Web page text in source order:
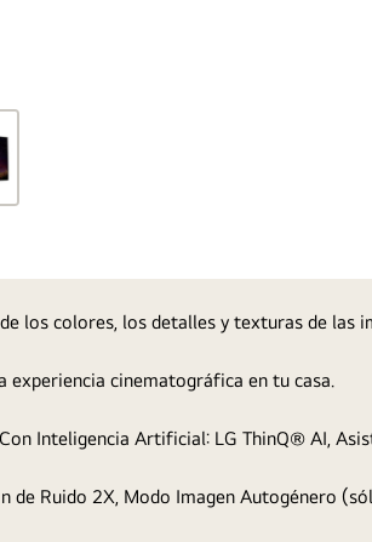
los colores, los detalles y texturas de las
experiencia cinematográfica en tu casa.
Inteligencia Artificial: LG ThinQ® AI,
de Ruido 2X, Modo Imagen Autogénero